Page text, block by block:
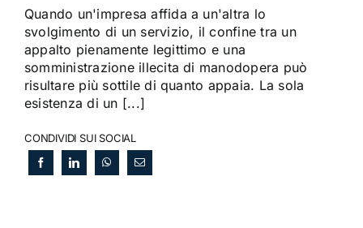
Quando un'impresa affida a un'altra lo
svolgimento di un servizio, il confine tra un
appalto pienamente legittimo e una
somministrazione illecita di manodopera può
risultare più sottile di quanto appaia. La sola
esistenza di un [...]
CONDIVIDI SUI SOCIAL